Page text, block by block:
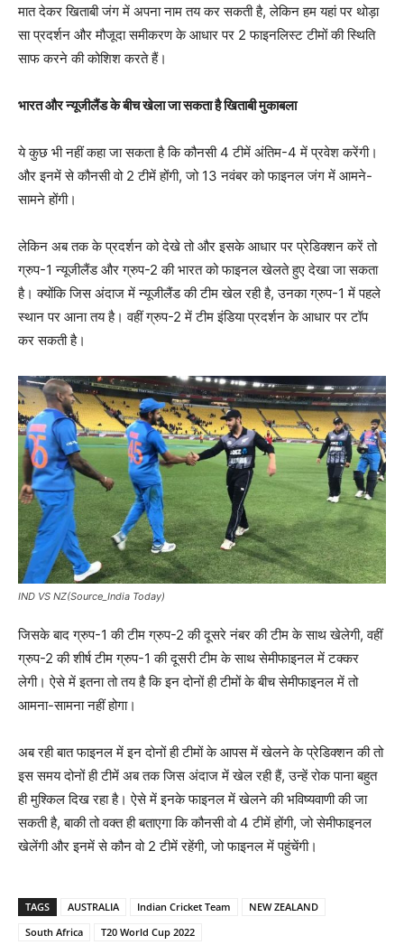
मात देकर खिताबी जंग में अपना नाम तय कर सकती है, लेकिन हम यहां पर थोड़ा
सा प्रदर्शन और मौजूदा समीकरण के आधार पर 2 फाइनलिस्ट टीमों की स्थिति
साफ करने की कोशिश करते हैं।
भारत और न्यूजीलैंड के बीच खेला जा सकता है खिताबी मुकाबला
ये कुछ भी नहीं कहा जा सकता है कि कौनसी 4 टीमें अंतिम-4 में प्रवेश करेंगी।
और इनमें से कौनसी वो 2 टीमें होंगी, जो 13 नवंबर को फाइनल जंग में आमने-
सामने होंगी।
लेकिन अब तक के प्रदर्शन को देखे तो और इसके आधार पर प्रेडिक्शन करें तो
ग्रुप-1 न्यूजीलैंड और ग्रुप-2 की भारत को फाइनल खेलते हुए देखा जा सकता
है। क्योंकि जिस अंदाज में न्यूजीलैंड की टीम खेल रही है, उनका ग्रुप-1 में पहले
स्थान पर आना तय है। वहीं ग्रुप-2 में टीम इंडिया प्रदर्शन के आधार पर टॉप
कर सकती है।
IND VS NZ(Source_India Today)
जिसके बाद ग्रुप-1 की टीम ग्रुप-2 की दूसरे नंबर की टीम के साथ खेलेगी, वहीं
ग्रुप-2 की शीर्ष टीम ग्रुप-1 की दूसरी टीम के साथ सेमीफाइनल में टक्कर
लेगी। ऐसे में इतना तो तय है कि इन दोनों ही टीमों के बीच सेमीफाइनल में तो
आमना-सामना नहीं होगा।
अब रही बात फाइनल में इन दोनों ही टीमों के आपस में खेलने के प्रेडिक्शन की तो
इस समय दोनों ही टीमें अब तक जिस अंदाज में खेल रही हैं, उन्हें रोक पाना बहुत
ही मुश्किल दिख रहा है। ऐसे में इनके फाइनल में खेलने की भविष्यवाणी की जा
सकती है, बाकी तो वक्त ही बताएगा कि कौनसी वो 4 टीमें होंगी, जो सेमीफाइनल
खेलेंगी और इनमें से कौन वो 2 टीमें रहेंगी, जो फाइनल में पहुंचेंगी।
TAGS AUSTRALIA Indian Cricket Team
NEW ZEALAND
South Africa
T20 World Cup 2022